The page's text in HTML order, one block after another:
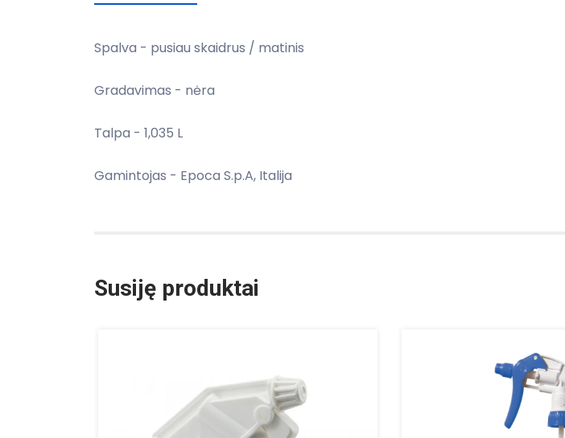
Spalva - pusiau skaidrus / matinis
Gradavimas - nėra
Talpa - 1,035 L
Gamintojas - Epoca S.p.A, Italija
Susiję produktai